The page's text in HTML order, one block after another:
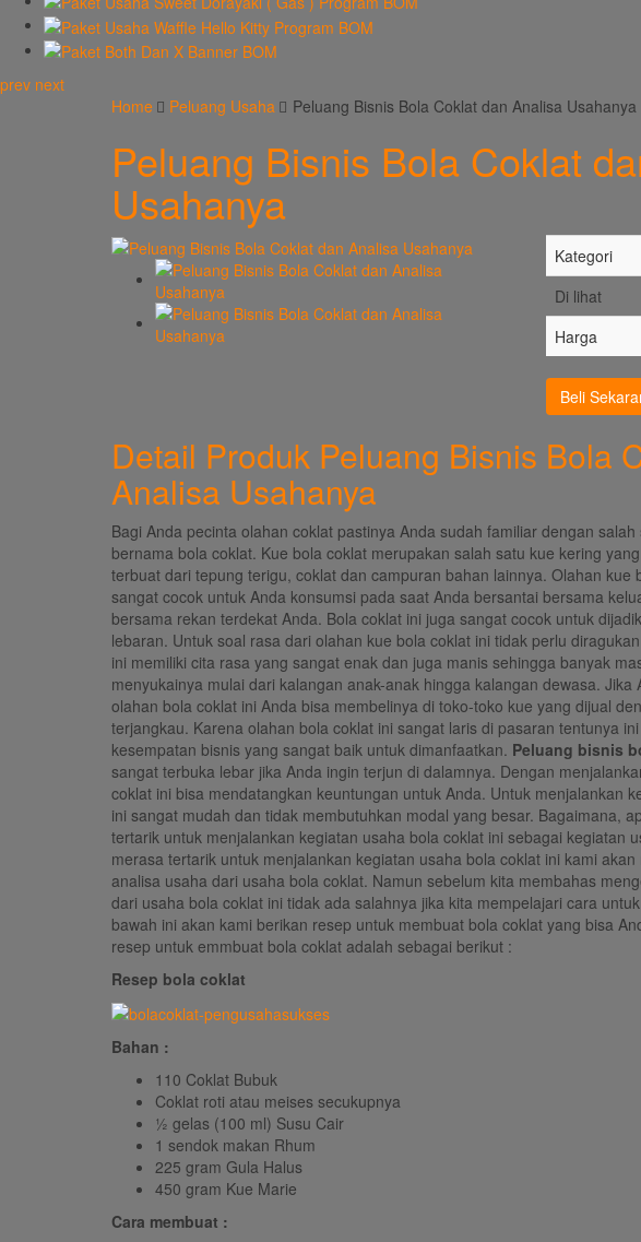
prev next
Home
Peluang Usaha Peluang Bisnis Bola Coklat dan Analisa Usahanya
Peluang Bisnis Bola Coklat
Usahanya
Kategori
Di lihat
Harga
Beli
Detail Produk Peluang Bisnis Bola
Analisa Usahanya
Bagi Anda pecinta olahan coklat pastinya Anda sudah familiar dengan
bernama bola coklat. Kue bola coklat merupakan salah satu kue kering
terbuat dari tepung terigu, coklat dan campuran bahan lainnya. Olahan kue
sangat cocok untuk Anda konsumsi pada saat Anda bersantai bersama
bersama rekan terdekat Anda. Bola coklat ini juga sangat cocok untuk
lebaran. Untuk soal rasa dari olahan kue bola coklat ini tidak perlu
ini memiliki cita rasa yang sangat enak dan juga manis sehingga banyak
menyukainya mulai dari kalangan anak-anak hingga kalangan dewasa. Jika
olahan bola coklat ini Anda bisa membelinya di toko-toko kue yang dijual
terjangkau. Karena olahan bola coklat ini sangat laris di pasaran tentunya
kesempatan bisnis yang sangat baik untuk dimanfaatkan. Peluang bisnis
sangat terbuka lebar jika Anda ingin terjun di dalamnya. Dengan
coklat ini bisa mendatangkan keuntungan untuk Anda. Untuk menjalankan
ini sangat mudah dan tidak membutuhkan modal yang besar. Bagaimana,
tertarik untuk menjalankan kegiatan usaha bola coklat ini sebagai kegiatan
merasa tertarik untuk menjalankan kegiatan usaha bola coklat ini kami
analisa usaha dari usaha bola coklat. Namun sebelum kita membahas
dari usaha bola coklat ini tidak ada salahnya jika kita mempelajari cara
bawah ini akan kami berikan resep untuk membuat bola coklat yang bisa
resep untuk emmbuat bola coklat adalah sebagai berikut :
Resep bola coklat
Bahan :
110 Coklat Bubuk
Coklat roti atau meises secukupnya
½ gelas (100 ml) Susu Cair
1 sendok makan Rhum
225 gram Gula Halus
450 gram Kue Marie
Cara membuat :